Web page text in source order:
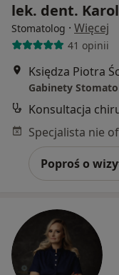
lek. dent.
Stomatolog · Więcej
41 opinii
Księdza Piotra
Konsultacja
Poproś o